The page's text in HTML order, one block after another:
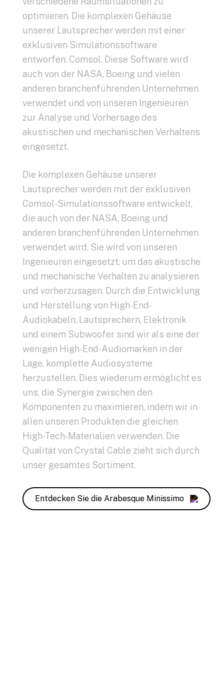
optimieren. Die komplexen Gehäuse
unserer Lautsprecher werden mit einer
exklusiven Simulationssoftware
entworfen: Comsol. Diese Software wird
auch von der NASA, Boeing und vielen
anderen branchenführenden Unternehmen
verwendet und von unseren Ingenieuren
zur Analyse und Vorhersage des
akustischen und mechanischen Verhaltens
eingesetzt.
Die komplexen Gehäuse unserer
Lautsprecher werden mit der exklusiven
Comsol-Simulationssoftware entwickelt,
die auch von der NASA, Boeing und
anderen branchenführenden Unternehmen
verwendet wird. Sie wird von unseren
Ingenieuren eingesetzt, um das akustische
und mechanische Verhalten zu analysieren
und vorherzusagen. Durch die Entwicklung
und Herstellung von High-End-
Audiokabeln, Lautsprechern, Elektronik
und einem Subwoofer sind wir als eine der
wenigen High-End-Audiomarken in der
Lage, komplette Audiosysteme
herzustellen. Dies wiederum ermöglicht es
uns, die Synergie zwischen den
Komponenten zu maximieren, indem wir in
allen unseren Produkten die gleichen
High-Tech-Materialien verwenden. Die
Qualität von Crystal Cable zieht sich durch
unser gesamtes Sortiment.
Entdecken Sie die Arabesque Minissimo